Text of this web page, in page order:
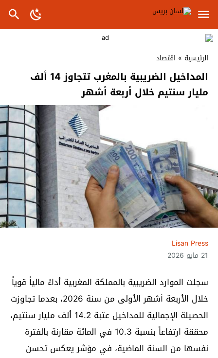
الرئيسية » اقتصاد
المداخيل الضريبية بالمغرب تتجاوز 14 ألف
مليار سنتيم خلال أربعة أشهر
Lisan Press
21 مايو 2026
سجلت الموارد الضريبية بالمملكة المغربية أداءً مالياً قوياً
خلال الأربعة أشهر الأولى من سنة 2026، بعدما تجاوزت
الحصيلة الإجمالية للمداخيل عتبة 14.2 ألف مليار سنتيم،
محققة ارتفاعاً بنسبة 10.3 في المائة مقارنة بالفترة
نفسها من السنة الماضية، في مؤشر يعكس تحسن